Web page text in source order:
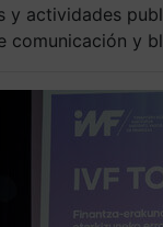
y actividades
comunicación y